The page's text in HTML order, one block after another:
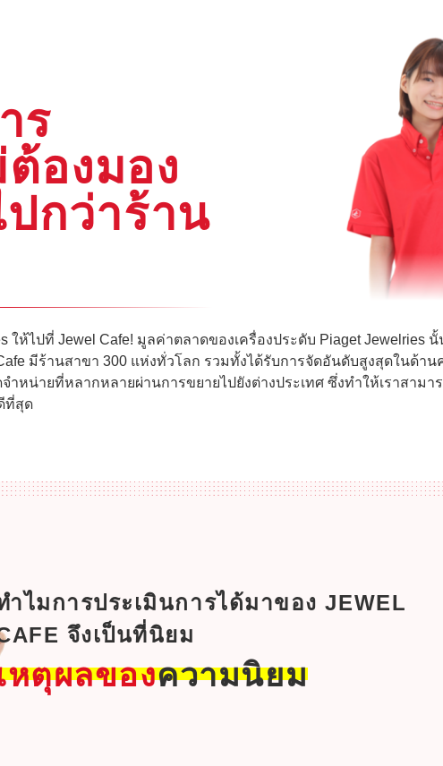
ร
องมอง
กว่าร้าน
ให้ไปที่ Jewel Cafe! มูลค่าตลาดของเครื่องประดับ Piaget Jewelries
มีร้านสาขา 300 แห่งทั่วโลก รวมทั้งได้รับการจัดอันดับสูงสุดในด้าน
ำหน่ายที่หลากหลายผ่านการขยายไปยังต่างประเทศ ซึ่งทำให้เราสามา
ที่สุด
ำไมการประเมินการได้มาของ JEWEL
จึงเป็นที่นิยม
หตุผลของความนิยม